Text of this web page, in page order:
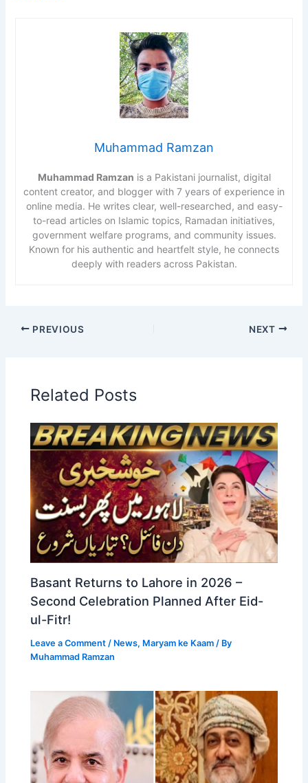
Muhammad Ramzan
Muhammad Ramzan is a Pakistani journalist, digital
content creator, and blogger with 7 years of experience in
online media. He writes clear, well-researched, and easy-
to-read articles on Islamic topics, Ramadan initiatives,
government welfare programs, and community issues.
Known for his authentic and heartfelt style, he connects
deeply with readers across Pakistan.
PREVIOUS NEXT
Related Posts
Basant Returns to Lahore in 2026 –
Second Celebration Planned After Eid-
ul-Fitr!
Leave a Comment / News, Maryam ke Kaam / By
Muhammad Ramzan